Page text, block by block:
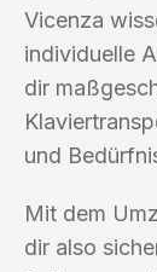
Vicenza
individuelle
dir
und
Mit dem
dir also